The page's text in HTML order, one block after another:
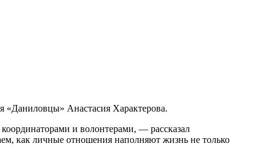
«Даниловцы» Анастасия Характерова.
и волонтерами, — рассказал
как личные отношения наполняют жизнь не только